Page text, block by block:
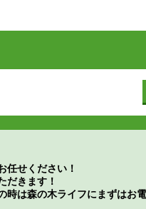
任せください！
だきます！
は森の木ライフにまずはお電